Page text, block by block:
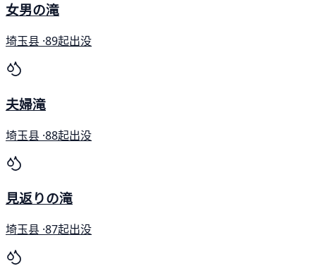
女男の滝
埼玉县 ·89起出没
夫婦滝
埼玉县 ·88起出没
見返りの滝
埼玉县 ·87起出没